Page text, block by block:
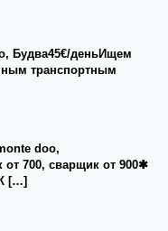
Будва45€/деньИщем
транспортным
doo,
700, сварщик от 900✱
[…]